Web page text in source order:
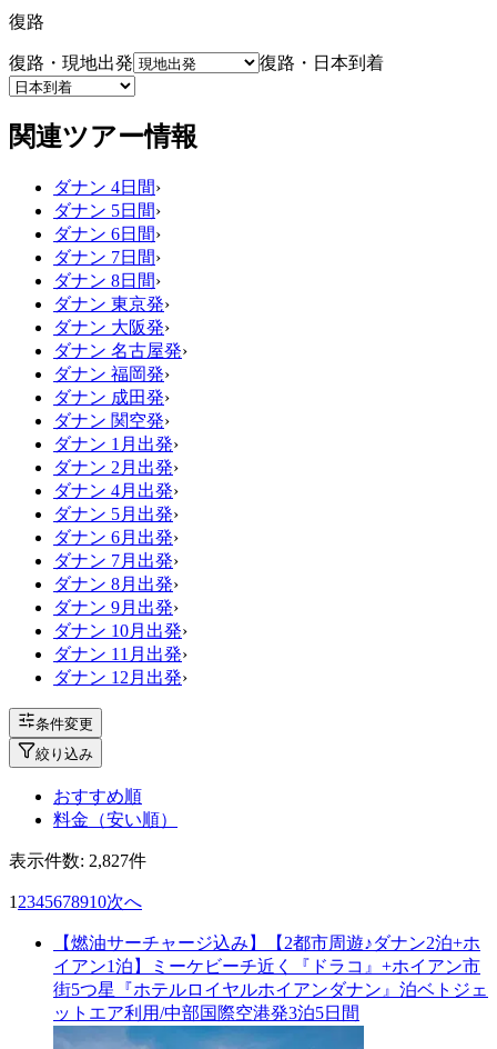
復路
復路・現地出発 復路・日本到着
関連ツアー情報
ダナン 4日間›
ダナン 5日間›
ダナン 6日間›
ダナン 7日間›
ダナン 8日間›
ダナン 東京発›
ダナン 大阪発›
ダナン 名古屋発›
ダナン 福岡発›
ダナン 成田発›
ダナン 関空発›
ダナン 1月出発›
ダナン 2月出発›
ダナン 4月出発›
ダナン 5月出発›
ダナン 6月出発›
ダナン 7月出発›
ダナン 8月出発›
ダナン 9月出発›
ダナン 10月出発›
ダナン 11月出発›
ダナン 12月出発›
条件変更
絞り込み
おすすめ順
料金（安い順）
表示件数: 2,827件
1 2345678910次へ
【燃油サーチャージ込み】【2都市周遊♪ダナン2泊+ホ
イアン1泊】ミーケビーチ近く『ドラコ』+ホイアン市
街5つ星『ホテルロイヤルホイアンダナン』泊ベトジェ
ットエア利用/中部国際空港発3泊5日間